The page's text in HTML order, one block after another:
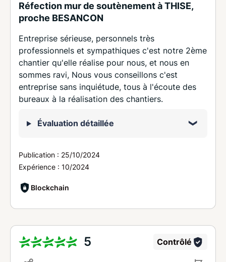
Réfection mur de soutènement à THISE,
proche BESANCON
Entreprise sérieuse, personnels très
professionnels et sympathiques c'est notre 2ème
chantier qu'elle réalise pour nous, et nous en
sommes ravi, Nous vous conseillons c'est
entreprise sans inquiétude, tous à l'écoute des
bureaux à la réalisation des chantiers.
Évaluation détaillée
Publication : 25/10/2024
Expérience : 10/2024
Blockchain
5 Contrôlé